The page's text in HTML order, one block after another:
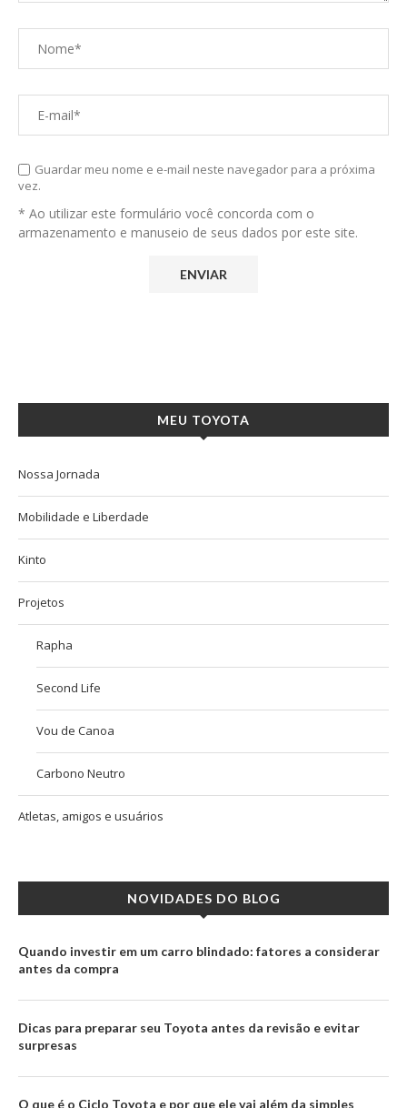
Guardar meu nome e e-mail neste navegador para a próxima
vez.
* Ao utilizar este formulário você concorda com o
armazenamento e manuseio de seus dados por este site.
MEU TOYOTA
Nossa Jornada
Mobilidade e Liberdade
Kinto
Projetos
Rapha
Second Life
Vou de Canoa
Carbono Neutro
Atletas, amigos e usuários
NOVIDADES DO BLOG
Quando investir em um carro blindado: fatores a considerar
antes da compra
Dicas para preparar seu Toyota antes da revisão e evitar
surpresas
O que é o Ciclo Toyota e por que ele vai além da simples